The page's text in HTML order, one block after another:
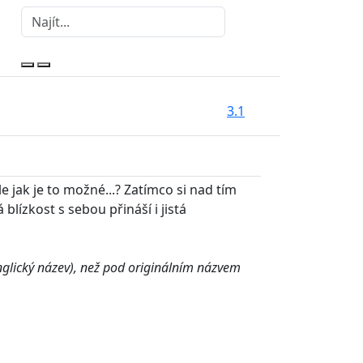
3.1
jak je to možné...? Zatímco si nad tím
blízkost s sebou přináší i jistá
název), než pod originálním názvem